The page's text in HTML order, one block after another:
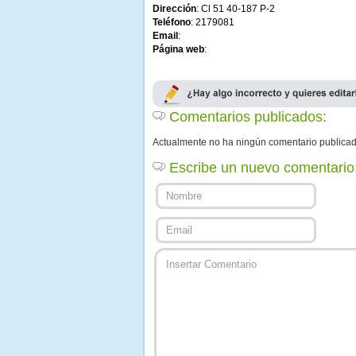
Dirección: Cl 51 40-187 P-2
Teléfono: 2179081
Email :
Página web:
Comentarios publicados:
Actualmente no ha ningún comentario
Escribe un nuevo